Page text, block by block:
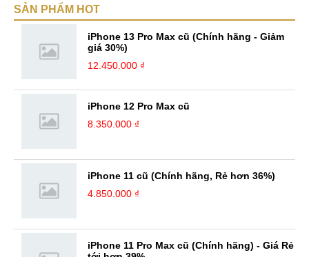
SẢN PHẨM HOT
iPhone 13 Pro Max cũ (Chính hãng - Giảm
giá 30%)
12.450.000 ₫
iPhone 12 Pro Max cũ
8.350.000 ₫
iPhone 11 cũ (Chính hãng, Rẻ hơn 36%)
4.850.000 ₫
iPhone 11 Pro Max cũ (Chính hãng) - Giá Rẻ